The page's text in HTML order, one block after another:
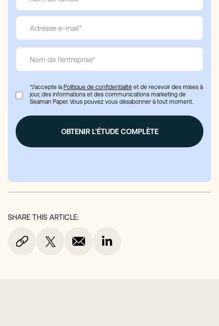
*J'accepte la Politique de confidentialitéet de recevoir des mises à
jour, des informations et des communications marketing de
Seaman Paper. Vous pouvez vous désabonner à tout moment.
SHARE THIS ARTICLE: